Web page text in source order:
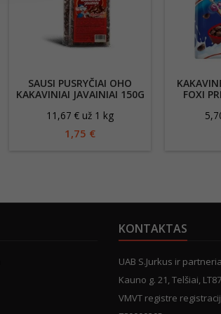
SAUSI PUSRYČIAI OHO
KAKAVINIAI JAVAINIAI 150G
11,67 € už 1 kg
1,75 €
FOXI
KONTAKTAS
UAB S.Jurkus ir
Kauno g. 21, Telšiai,
VMVT registre